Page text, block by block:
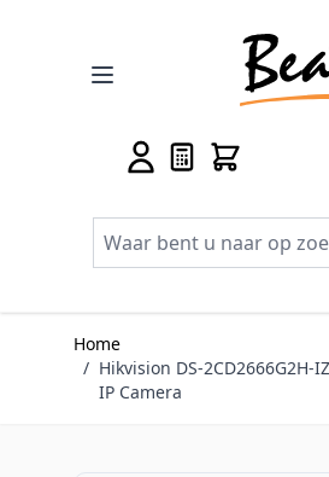
Home
/ Hikvision DS-2CD2666G2H-
IP Camera